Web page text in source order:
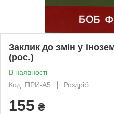
Заклик до змін у
(рос.)
В наявності
Код: ПРИ-А5
Роздріб
155 ₴